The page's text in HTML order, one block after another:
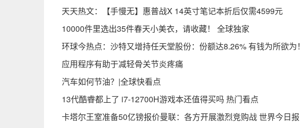
天天热文：【手慢无】惠普战X 14英寸笔记本折后仅需4599元
10000件里选出35件春天小美衣，请收藏！ 全球独家
环球今热点：沙特又增持任天堂股份：份额达8.26% 有钱为所欲为！
应用程序有助于减轻骨关节炎疼痛
汽车如何节油？|全球快看点
13代酷睿都上了 i7-12700H游戏本还值得买吗 热门看点
卡塔尔王室准备50亿镑报价曼联：各方开展激烈竞购战 世界今日报